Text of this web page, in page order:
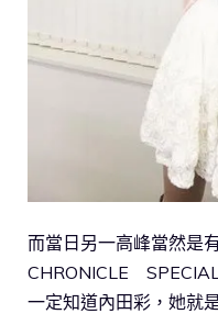
而當日另一高峰當然是
CHRONICLE
一定知道內田彩，她就